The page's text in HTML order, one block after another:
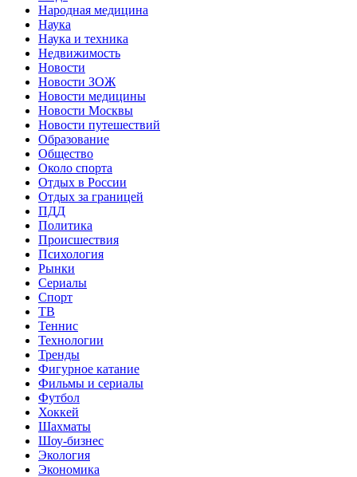
Народная медицина
Наука
Наука и техника
Недвижимость
Новости
Новости ЗОЖ
Новости медицины
Новости Москвы
Новости путешествий
Образование
Общество
Около спорта
Отдых в России
Отдых за границей
ПДД
Политика
Происшествия
Психология
Рынки
Сериалы
Спорт
ТВ
Теннис
Технологии
Тренды
Фигурное катание
Фильмы и сериалы
Футбол
Хоккей
Шахматы
Шоу-бизнес
Экология
Экономика